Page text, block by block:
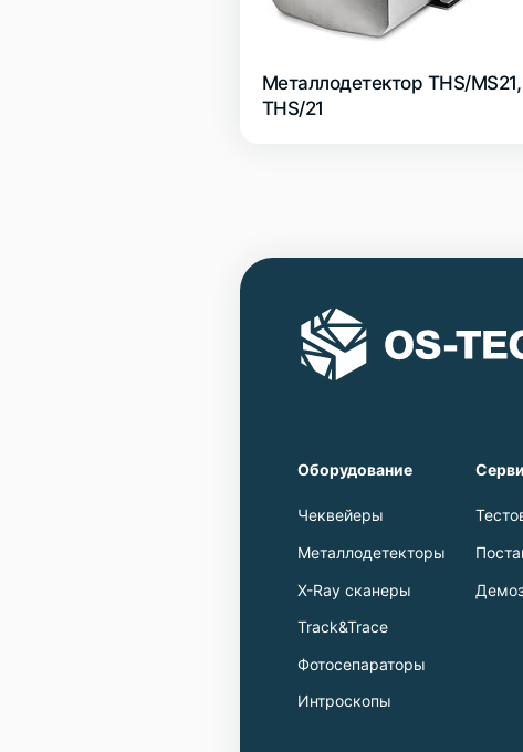
Металлодетектор THS/MS21,
THS/21
Оборудование
Чеквейеры
Металлодетекторы
X-Ray сканеры
Track&Trace
Фотосепараторы
Интроскопы